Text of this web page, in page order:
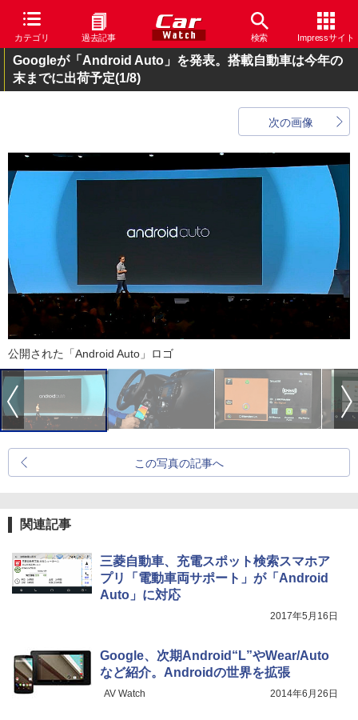
カテゴリ 過去記事 検索 Impressサイト
Googleが「Android Auto」を発表。搭載自動車は今年の
末までに出荷予定(1/8)
次の画像
公開された「Android Auto」ロゴ
この写真の記事へ
関連記事
三菱自動車、充電スポット検索スマホア
プリ「電動車両サポート」が「Android
Auto」に対応
2017年5月16日
Google、次期Android“L”やWear/Auto
など紹介。Androidの世界を拡張
AV Watch 2014年6月26日